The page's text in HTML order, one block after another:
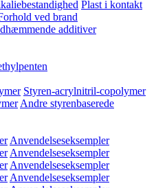
Plast i kontakt
ved brand
additiver
Styren-acrylnitril-copolymer
Andre styrenbaserede
Anvendelseseksempler
Anvendelseseksempler
Anvendelseseksempler
Anvendelseseksempler